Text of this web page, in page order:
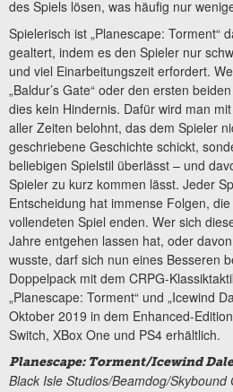
des Spiels lösen, was häufig nur
Spielerisch ist „Planescape: Torment“
gealtert, indem es den Spieler nur
und viel Einarbeitungszeit erfordert.
„Baldur’s Gate“ oder den ersten
dies kein Hindernis. Dafür wird man
aller Zeiten belohnt, das dem Spieler
geschriebene Geschichte schickt,
beliebigen Spielstil überlässt – und
Spieler zu kurz kommen lässt. Jeder
Entscheidung hat immense Folgen,
vollendeten Spiel enden. Wer sich
Jahre entgehen lassen hat, oder
wusste, darf sich nun eines Besseren
Doppelpack mit dem CRPG-
„Planescape: Torment“ und „Icewind
Oktober 2019 in dem Enhanced-
Switch, XBox One und PS4 erhältlich.
Planescape: Torment/Icewind
Black Isle Studios/Beamdog/Skybound